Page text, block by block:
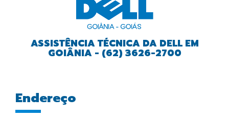
ASSISTÊNCIA TÉCNICA DA DELL EM
GOIÂNIA - (62) 3626-2700
Endereço